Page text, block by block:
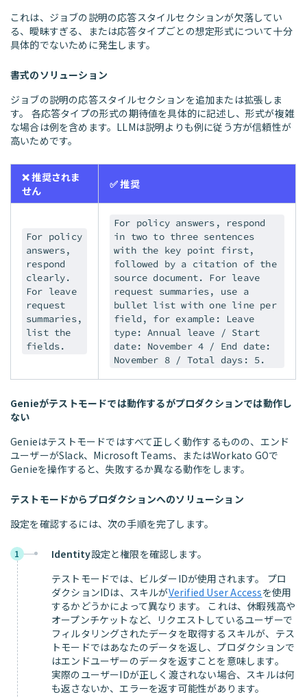
これは、ジョブの説明の応答スタイルセクションが欠落してい
る、曖昧すぎる、または応答タイプごとの想定形式について十分
具体的でないために発生します。
書式のソリューション
ジョブの説明の応答スタイルセクションを追加または拡張しま
す。 各応答タイプの形式の期待値を具体的に記述し、形式が複雑
な場合は例を含めます。LLMは説明よりも例に従う方が信頼性が
高いためです。
❌ 推奨されま
せん
✅ 推奨
For policy
answers,
respond
clearly.
For leave
request
summaries,
list the
fields.
For policy answers, respond
in two to three sentences
with the key point first,
followed by a citation of the
source document. For leave
request summaries, use a
bullet list with one line per
field, for example: Leave
type: Annual leave / Start
date: November 4 / End date:
November 8 / Total days: 5.
Genieがテストモードでは動作するがプロダクションでは動作し
ない
Genieはテストモードではすべて正しく動作するものの、エンド
ユーザーがSlack、Microsoft Teams、またはWorkato GOで
Genieを操作すると、失敗するか異なる動作をします。
テストモードからプロダクションへのソリューション
設定を確認するには、次の手順を完了します。
1 Identity設定と権限を確認します。
テストモードでは、ビルダーIDが使用されます。 プロ
ダクションIDは、スキルがVerified User Accessを使用
するかどうかによって異なります。 これは、休暇残高や
オープンチケットなど、リクエストしているユーザーで
フィルタリングされたデータを取得するスキルが、テス
トモードではあなたのデータを返し、プロダクションで
はエンドユーザーのデータを返すことを意味します。
実際のユーザーIDが正しく渡されない場合、スキルは何
も返さないか、エラーを返す可能性があります。